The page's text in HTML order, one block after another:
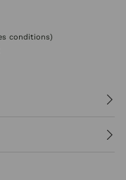
conditions)